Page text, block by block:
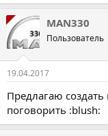
MAN330
Пользователь
19.04.2017
Предлагаю
поговорить :blush: